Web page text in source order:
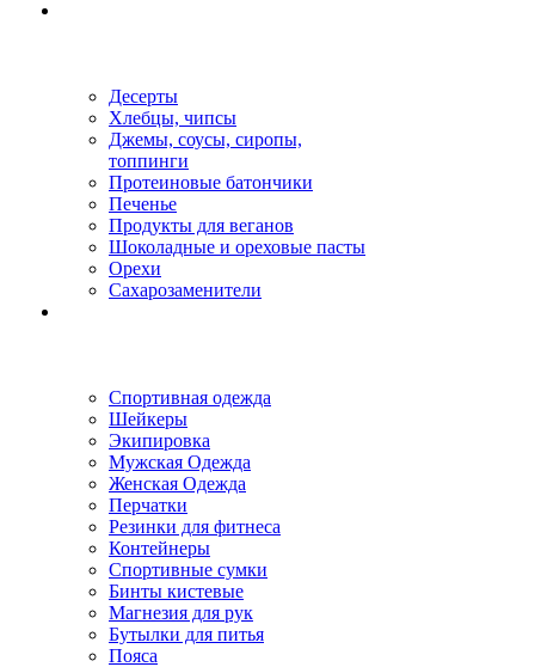
Десерты
Хлебцы, чипсы
Джемы, соусы, сиропы,
топпинги
Протеиновые батончики
Печенье
Продукты для веганов
Шоколадные и ореховые пасты
Орехи
Сахарозаменители
Спортивная одежда
Шейкеры
Экипировка
Мужская Одежда
Женская Одежда
Перчатки
Резинки для фитнеса
Контейнеры
Спортивные сумки
Бинты кистевые
Магнезия для рук
Бутылки для питья
Пояса